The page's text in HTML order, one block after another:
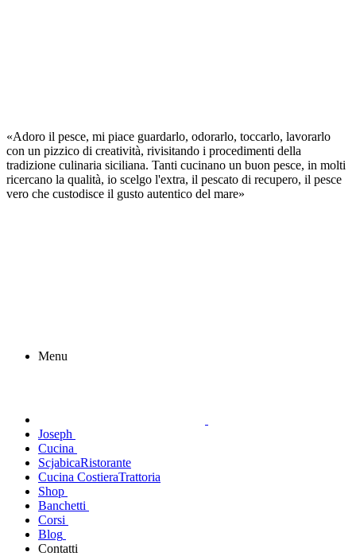
«Adoro il pesce, mi piace guardarlo, odorarlo, toccarlo, lavorarlo
con un pizzico di creatività, rivisitando i procedimenti della
tradizione culinaria siciliana. Tanti cucinano un buon pesce, in molti
ricercano la qualità, io scelgo l'extra, il pescato di recupero, il pesce
vero che custodisce il gusto autentico del mare»
Menu
Joseph
Cucina
ScjabicaRistorante
Cucina CostieraTrattoria
Shop
Banchetti
Corsi
Blog
Contatti